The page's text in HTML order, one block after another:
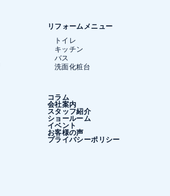
リフォームメニュー
トイレ
キッチン
バス
洗面化粧台
コラム
会社案内
スタッフ紹介
ショールーム
イベント
お客様の声
プライバシーポリシー